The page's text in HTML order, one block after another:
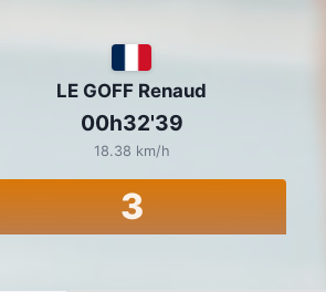
LE GOFF Renaud
00h32'39
18.38 km/h
3